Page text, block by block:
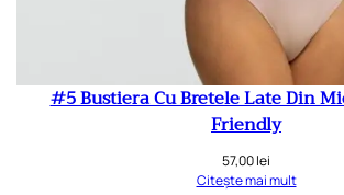
#5 Bustiera Cu Bretele Late Din
Friendly
57,00lei
Citește mai mult